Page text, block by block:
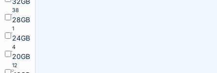
38
28GB
1
24GB
4
20GB
12